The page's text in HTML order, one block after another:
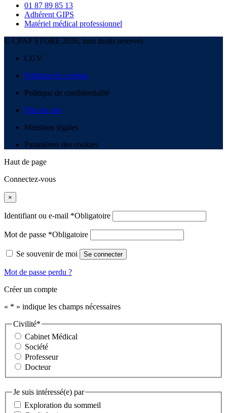
01 87 89 85 13
Adhérent GIPS
Matériel médical professionnel
© CPAP STORE 2026, tous droits réservés
CGV
Politique de cookies
Politique de confidentialité
Plan du site
Mentions légales
Paramètres des cookies
Haut de page
Connectez-vous
×
Identifiant ou e-mail *Obligatoire
Mot de passe *Obligatoire
Se souvenir de moi Se connecter
Mot de passe perdu ?
Créer un compte
« * » indique les champs nécessaires
Civilité*
Cabinet Médical
Société
Professeur
Docteur
Je suis intéressé(e) par
Exploration du sommeil